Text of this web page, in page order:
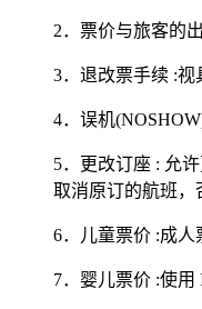
2．票价与旅客的
3．退改票手续 :视
4．误机
5．更改订座 : 允
取消原订的航班，
6．儿童票价 :成人
7．婴儿票价 :使用